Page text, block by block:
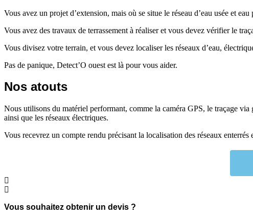
Vous avez un projet d’extension, mais où se situe le réseau d’eau usée et
Vous avez des travaux de terrassement à réaliser et vous devez vérifier le
Vous divisez votre terrain, et vous devez localiser les réseaux d’eau,
Pas de panique, Detect’O ouest est là pour vous aider.
Nos atouts
Nous utilisons du matériel performant, comme la caméra GPS, le traçage
ainsi que les réseaux électriques.
Vous recevrez un compte rendu précisant la localisation des réseaux enterrés
Vous souhaitez obtenir un devis ?